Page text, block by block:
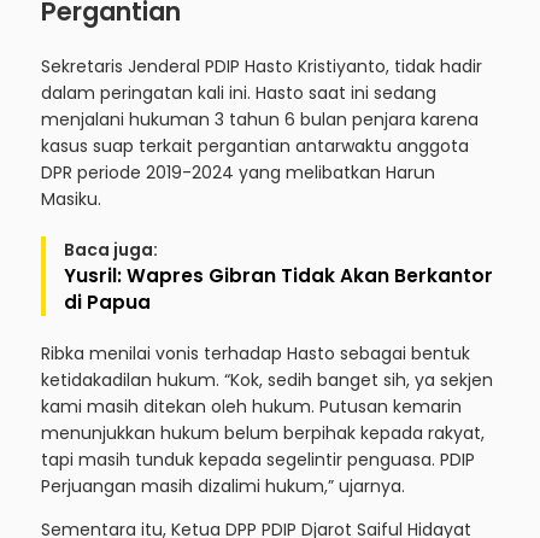
Pergantian
Sekretaris Jenderal PDIP Hasto Kristiyanto, tidak hadir
dalam peringatan kali ini. Hasto saat ini sedang
menjalani hukuman 3 tahun 6 bulan penjara karena
kasus suap terkait pergantian antarwaktu anggota
DPR periode 2019-2024 yang melibatkan Harun
Masiku.
Baca juga:
Yusril: Wapres Gibran Tidak Akan Berkantor
di Papua
Ribka menilai vonis terhadap Hasto sebagai bentuk
ketidakadilan hukum. “Kok, sedih banget sih, ya sekjen
kami masih ditekan oleh hukum. Putusan kemarin
menunjukkan hukum belum berpihak kepada rakyat,
tapi masih tunduk kepada segelintir penguasa. PDIP
Perjuangan masih dizalimi hukum,” ujarnya.
Sementara itu, Ketua DPP PDIP Djarot Saiful Hidayat